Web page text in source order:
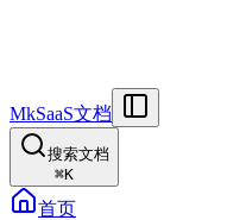
MkSaaS文档
搜索文档
⌘K
首页